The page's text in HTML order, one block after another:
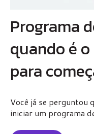
Programa
quando é
para
Você já se perguntou
iniciar um programa